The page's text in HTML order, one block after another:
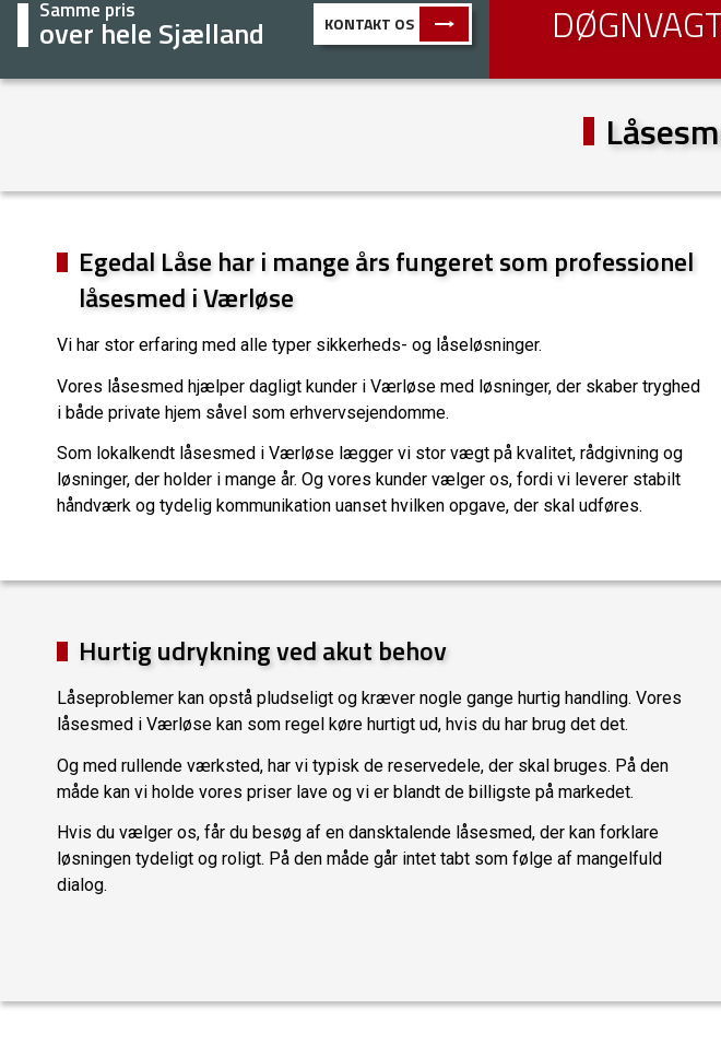
Samme pris
over hele Sjælland KONTAKT OS
Egedal Låse har i mange års fungeret som professionel
låsesmed i Værløse
Vi har stor erfaring med alle typer sikkerheds- og låseløsninger.
Vores låsesmed hjælper dagligt kunder i Værløse med løsninger, der skaber tryghed
i både private hjem såvel som erhvervsejendomme.
Som lokalkendt låsesmed i Værløse lægger vi stor vægt på kvalitet, rådgivning og
løsninger, der holder i mange år. Og vores kunder vælger os, fordi vi leverer stabilt
håndværk og tydelig kommunikation uanset hvilken opgave, der skal udføres.
Hurtig udrykning ved akut behov
Låseproblemer kan opstå pludseligt og kræver nogle gange hurtig handling. Vores
låsesmed i Værløse kan som regel køre hurtigt ud, hvis du har brug det det.
Og med rullende værksted, har vi typisk de reservedele, der skal bruges. På den
måde kan vi holde vores priser lave og vi er blandt de billigste på markedet.
Hvis du vælger os, får du besøg af en dansktalende låsesmed, der kan forklare
løsningen tydeligt og roligt. På den måde går intet tabt som følge af mangelfuld
dialog.